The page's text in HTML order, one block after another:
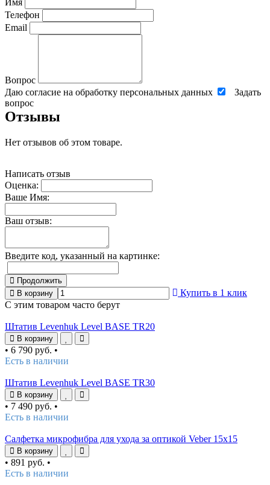
Телефон
Email
Вопрос
Даю согласие на обработку персональных данных
Задать
вопрос
Отзывы
Нет отзывов об этом товаре.
Написать отзыв
Оценка:
Ваше Имя:
Ваш отзыв:
Введите код, указанный на картинке:
Продолжить
В корзину
Купить в 1 клик
С этим товаром часто берут
Штатив Levenhuk Level BASE TR20
В корзину
• 6 790 руб. •
Есть в наличии
Штатив Levenhuk Level BASE TR30
В корзину
• 7 490 руб. •
Есть в наличии
Салфетка микрофибра для ухода за оптикой Veber 15x15
В корзину
• 891 руб. •
Есть в наличии